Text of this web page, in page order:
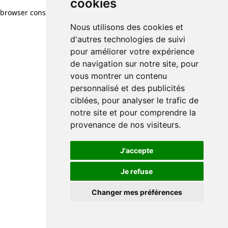
cookies
Nous utilisons des cookies et
d'autres technologies de suivi
pour améliorer votre expérience
de navigation sur notre site, pour
vous montrer un contenu
personnalisé et des publicités
ciblées, pour analyser le trafic de
notre site et pour comprendre la
provenance de nos visiteurs.
J'accepte
Je refuse
Changer mes préférences
browser console for more information)